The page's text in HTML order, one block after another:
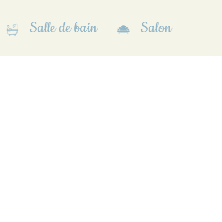
Salle de bain Salon